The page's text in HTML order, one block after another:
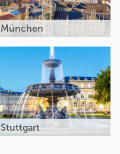
München
Stuttgart